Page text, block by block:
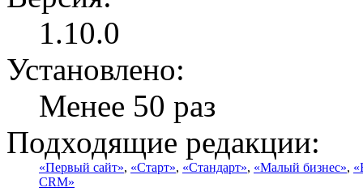
1.10.0
Установлено:
Менее 50 раз
Подходящие редакции:
«Первый сайт», «Старт», «Стандарт», «Малый бизнес»,
CRM»